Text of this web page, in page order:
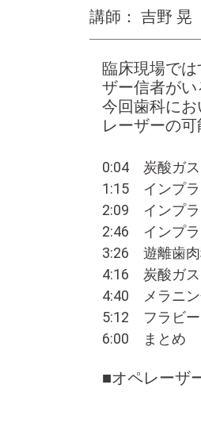
講師： 吉野
臨床現場で
ザー信者が
今回歯科に
レーザーの可
0:04 炭酸ガス
1:15 インプラ
2:09 インプラ
2:46 インプラ
3:26 遊離歯
4:16 炭酸ガス
4:40 メラニン
5:12 フラビー
6:00 まとめ
■オペレーザ